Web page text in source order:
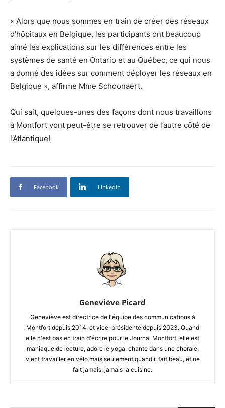
« Alors que nous sommes en train de créer des réseaux
d’hôpitaux en Belgique, les participants ont beaucoup
aimé les explications sur les différences entre les
systèmes de santé en Ontario et au Québec, ce qui nous
a donné des idées sur comment déployer les réseaux en
Belgique », affirme Mme Schoonaert.
Qui sait, quelques-unes des façons dont nous travaillons
à Montfort vont peut-être se retrouver de l’autre côté de
l’Atlantique!
Facebook Linkedin
Geneviève Picard
Geneviève est directrice de l'équipe des communications à
Montfort depuis 2014, et vice-présidente depuis 2023. Quand
elle n'est pas en train d'écrire pour le Journal Montfort, elle est
maniaque de lecture, adore le yoga, chante dans une chorale,
vient travailler en vélo mais seulement quand il fait beau, et ne
fait jamais, jamais la cuisine.